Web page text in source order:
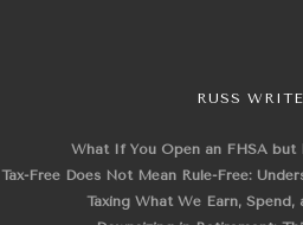
RUSS
What If You Open an FHSA but
Tax-Free Does Not Mean Rule-Free:
Taxing What We Earn, Spend,